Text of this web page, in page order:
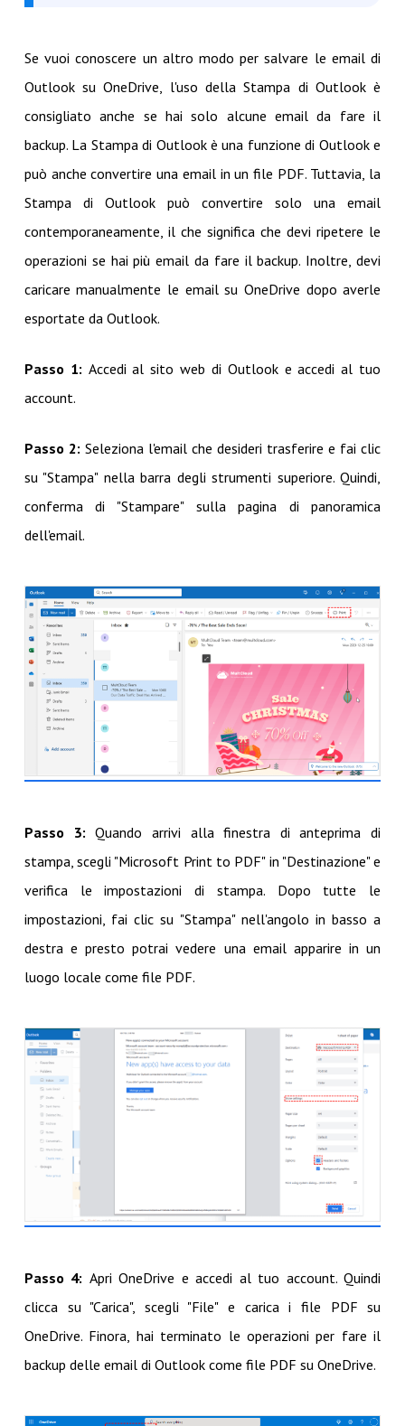
Se vuoi conoscere un altro modo persalvare le email di
Outlook su OneDrive, l'uso della Stampa di Outlook è
consigliato anche se hai solo alcune email da fare il
backup. La Stampa di Outlook è una funzione di Outlook e
può anche convertire una email in un file PDF. Tuttavia, la
Stampa di Outlook può convertire solo una email
contemporaneamente, il che significa che devi ripetere le
operazioni se hai più email da fare il backup. Inoltre, devi
caricare manualmente le email su OneDrive dopo averle
esportate da Outlook.
Passo 1: Accedi al sito web di Outlook e accedi al tuo
account.
Passo 2: Seleziona l'email che desideri trasferire e fai clic
su "Stampa" nella barra degli strumenti superiore. Quindi,
conferma di "Stampare" sulla pagina di panoramica
dell'email.
Passo 3: Quando arrivi alla finestra di anteprima di
stampa, scegli "Microsoft Print to PDF" in "Destinazione" e
verifica le impostazioni di stampa. Dopo tutte le
impostazioni, fai clic su "Stampa" nell'angolo in basso a
destra e presto potrai vedere una email apparire in un
luogo locale come file PDF.
Passo 4: Apri OneDrive e accedi al tuo account. Quindi
clicca su "Carica", scegli "File" e carica i file PDF su
OneDrive. Finora, hai terminato le operazioni per fare il
backup delle email di Outlook come file PDF su OneDrive.